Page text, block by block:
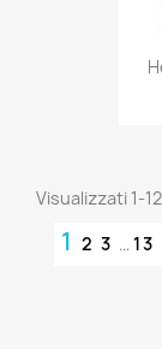
Visualizzati 1-
1 2 3 … 13